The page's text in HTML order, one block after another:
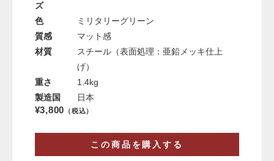
ズ
色
ミリタリーグリーン
質感
マット感
材質
スチール（表面処理：亜鉛メッキ仕上
げ）
重さ
1.4kg
製造国
日本
¥3,800 （税込）
この商品を購入する